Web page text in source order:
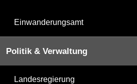
Einwanderungsamt
Politik & Verwaltung
Landesregierung